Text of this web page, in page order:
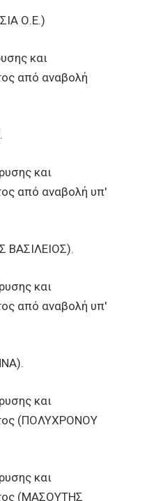
Ο.Ε.)
και
από αναβολή
και
από αναβολή υπ'
ΒΑΣΙΛΕΙΟΣ).
και
από αναβολή υπ'
και
(ΠΟΛΥΧΡΟΝΟΥ
και
(ΜΑΣΟΥΤΗΣ